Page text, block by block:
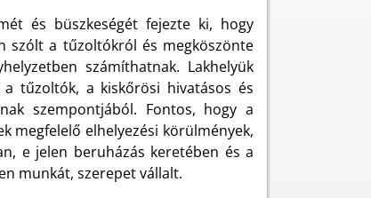
és büszkeségét fejezte ki, hogy
szólt a tűzoltókról és megköszönte
számíthatnak. Lakhelyük
tűzoltók, a kiskőrösi hivatásos és
szempontjából. Fontos, hogy a
megfelelő elhelyezési körülmények,
e jelen beruházás keretében és a
munkát, szerepet vállalt.